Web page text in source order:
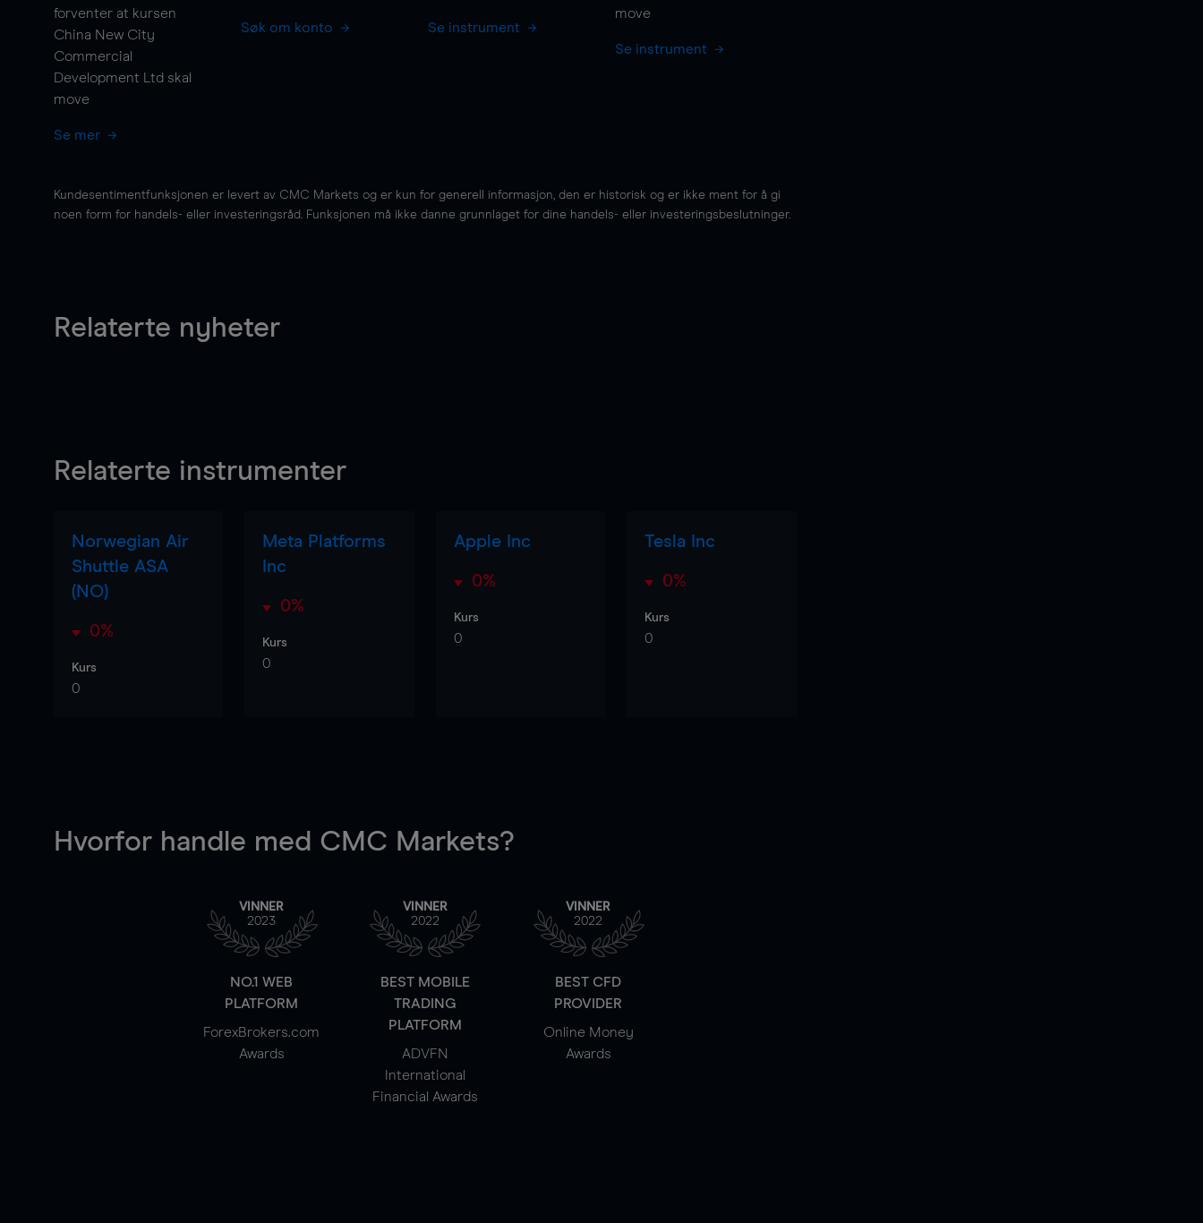
forventer at kursen
China New City
Commercial
Development Ltd skal
move
Se mer
Søk om konto Se instrument
move
Se instrument
Kundesentimentfunksjonen er levert av CMC Markets og er kun for generell informasjon, den er historisk og er ikke ment for å gi
noen form for handels- eller investeringsråd. Funksjonen må ikke danne grunnlaget for dine handels- eller investeringsbeslutninger.
Relaterte nyheter
Relaterte instrumenter
Norwegian Air
Shuttle ASA
(NO)
0%
Kurs
0
Meta Platforms
Inc
0%
Kurs
0
Apple Inc
0%
Kurs
0
Tesla Inc
0%
Kurs
0
Hvorfor handle med CMC Markets?
VINNER
2023
NO.1 WEB
PLATFORM
ForexBrokers.com
Awards
VINNER
2022
BEST MOBILE
TRADING
PLATFORM
ADVFN
International
Financial Awards
VINNER
2022
BEST CFD
PROVIDER
Online Money
Awards